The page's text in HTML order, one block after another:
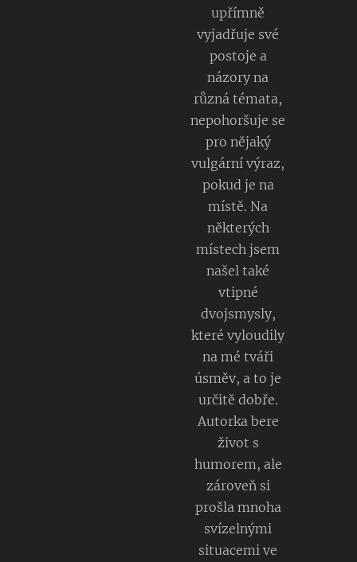
upřímně
vyjadřuje své
postoje a
názory na
různá témata,
nepohoršuje se
pro nějaký
vulgární výraz,
pokud je na
místě. Na
některých
místech jsem
našel také
vtipné
dvojsmysly,
které vyloudily
na mé tváři
úsměv, a to je
určitě dobře.
Autorka bere
život s
humorem, ale
zároveň si
prošla mnoha
svízelnými
situacemi ve